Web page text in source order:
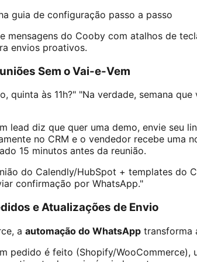
guia de configuração passo a passo
mensagens do Cooby com atalhos de
envios proativos.
Sem o Vai-e-Vem
quinta às 11h?" "Na verdade, semana
lead diz que quer uma demo, envie seu
no CRM e o vendedor recebe uma
15 minutos antes da reunião.
do Calendly/HubSpot + templates do
confirmação por WhatsApp."
e Atualizações de Envio
a automação do WhatsApp transforma
pedido é feito (Shopify/WooCommerce),